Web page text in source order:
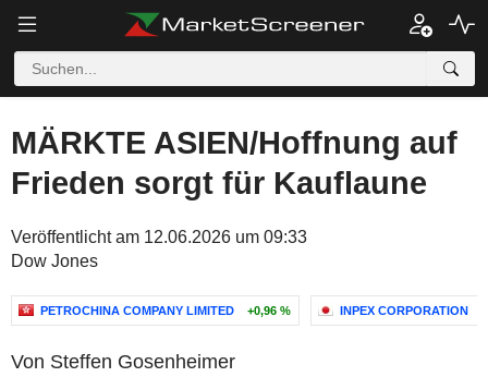
MÄRKTE ASIEN/Hoffnung auf
Frieden sorgt für Kauflaune
Veröffentlicht am 12.06.2026 um 09:33
Dow Jones
PETROCHINA COMPANY LIMITED +0,96 % INPEX CORPORATION
Von Steffen Gosenheimer